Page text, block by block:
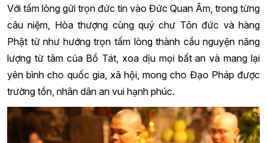
Với tấm lòng gửi trọn đức tin vào Đức Quan Âm, trong từng
câu niệm, Hòa thượng cùng quý chư Tôn đức và hàng
Phật tử như hướng trọn tấm lòng thành cầu nguyện năng
lượng từ tâm của Bồ Tát, xoa dịu mọi bất an và mang lại
yên bình cho quốc gia, xã hội, mong cho Đạo Pháp được
trường tồn, nhân dân an vui hạnh phúc.